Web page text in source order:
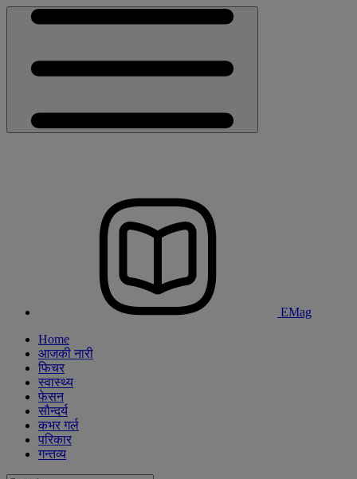
EMag
Home
आजकी नारी
फिचर
स्वास्थ्य
फेसन
सौन्दर्य
कभर गर्ल
परिकार
गन्तव्य